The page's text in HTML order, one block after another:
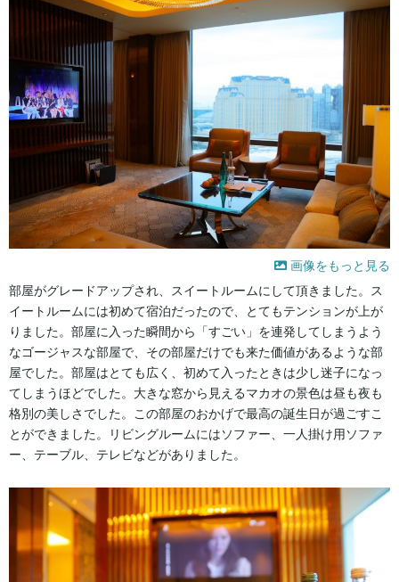
画像をもっと見る
部屋がグレードアップされ、スイートルームにして頂きました。ス
イートルームには初めて宿泊だったので、とてもテンションが上が
りました。部屋に入った瞬間から「すごい」を連発してしまうよう
なゴージャスな部屋で、その部屋だけでも来た価値があるような部
屋でした。部屋はとても広く、初めて入ったときは少し迷子になっ
てしまうほどでした。大きな窓から見えるマカオの景色は昼も夜も
格別の美しさでした。この部屋のおかげで最高の誕生日が過ごすこ
とができました。リビングルームにはソファー、一人掛け用ソファ
ー、テーブル、テレビなどがありました。